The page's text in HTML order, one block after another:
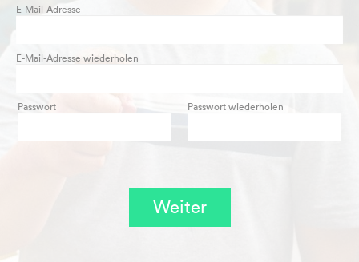
E-Mail-Adresse
E-Mail-Adresse wiederholen
Passwort Passwort wiederholen
Weiter